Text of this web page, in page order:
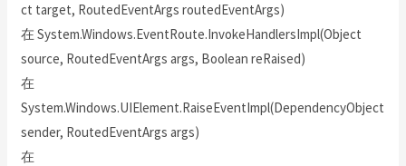
ct target, RoutedEventArgs routedEventArgs)
在 System.Windows.EventRoute.InvokeHandlersImpl(Object
source, RoutedEventArgs args, Boolean reRaised)
在
System.Windows.UIElement.RaiseEventImpl(DependencyObject
sender, RoutedEventArgs args)
在